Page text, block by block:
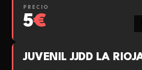
PRECIO
5€
JUVENIL JJDD LA